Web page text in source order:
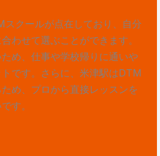
クールが点在しており、自分
わせて選ぶことができます。
め、仕事や学校帰りに通いや
です。さらに、米津駅はDTM
め、プロから直接レッスンを
す。